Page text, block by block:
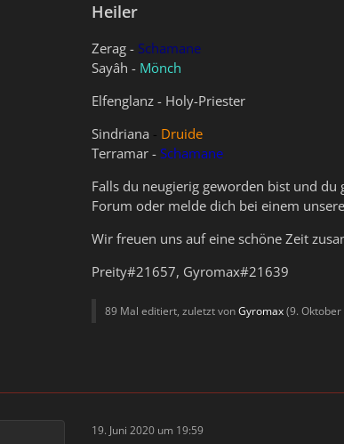
Heiler
Zerag - Schamane
Sayâh - Mönch
Elfenglanz - Holy-Priester
Sindriana - Druide
Terramar - Schamane
Falls du neugierig geworden bist und
Forum oder melde dich bei einem
Wir freuen uns auf eine schöne Zeit
Preity#21657, Gyromax#21639
89 Mal editiert, zuletzt vonGyromax(9.
19. Juni 2020 um 19:59